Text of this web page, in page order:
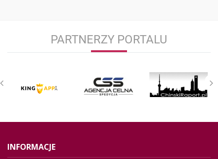
PARTNERZY PORTALU
INFORMACJE